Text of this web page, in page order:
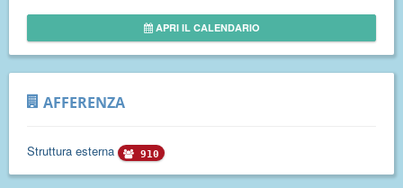
APRI IL CALENDARIO
AFFERENZA
Struttura esterna 910